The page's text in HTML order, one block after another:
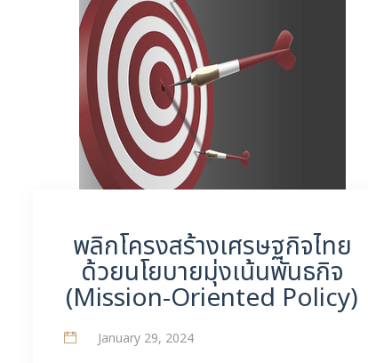
พลิกโครงสร้างเศรษฐกิจไทย
ด้วยนโยบายมุ่งเน้นพันธกิจ
(Mission-Oriented Policy)
January 29, 2024